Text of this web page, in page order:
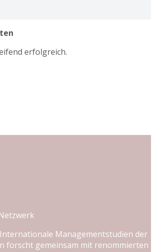
erfolgreich.
Managementstudien der
forscht gemeinsam mit renommierten